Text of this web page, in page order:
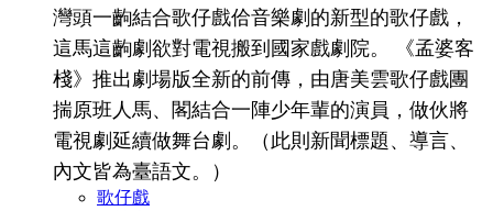
灣頭一齣結合歌仔戲佮音樂劇的新型的歌仔戲，
這馬這齣劇欲對電視搬到國家戲劇院。 《孟婆客
棧》推出劇場版全新的前傳，由唐美雲歌仔戲團
揣原班人馬、閣結合一陣少年輩的演員，做伙將
電視劇延續做舞台劇。（此則新聞標題、導言、
內文皆為臺語文。）
歌仔戲